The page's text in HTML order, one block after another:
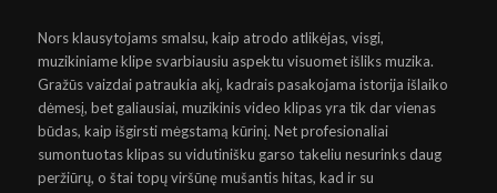
Nors klausytojams smalsu, kaip atrodo atlikėjas, visgi,
muzikiniame klipe svarbiausiu aspektu visuomet išliks muzika.
Gražūs vaizdai patraukia akį, kadrais pasakojama istorija išlaiko
dėmesį, bet galiausiai, muzikinisvideo klipasyra tik dar vienas
būdas, kaip išgirsti mėgstamą kūrinį. Net profesionaliai
sumontuotas klipas su vidutinišku garso takeliu nesurinks daug
peržiūrų, o štai topų viršūnę mušantis hitas, kad ir su